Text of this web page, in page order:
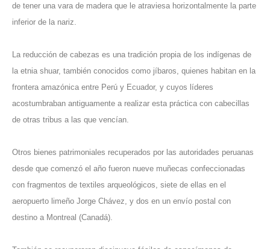
de tener una vara de madera que le atraviesa horizontalmente la parte
inferior de la nariz.
La reducción de cabezas es una tradición propia de los indígenas de
la etnia shuar, también conocidos como jíbaros, quienes habitan en la
frontera amazónica entre Perú y Ecuador, y cuyos líderes
acostumbraban antiguamente a realizar esta práctica con cabecillas
de otras tribus a las que vencían.
Otros bienes patrimoniales recuperados por las autoridades peruanas
desde que comenzó el año fueron nueve muñecas confeccionadas
con fragmentos de textiles arqueológicos, siete de ellas en el
aeropuerto limeño Jorge Chávez, y dos en un envío postal con
destino a Montreal (Canadá).